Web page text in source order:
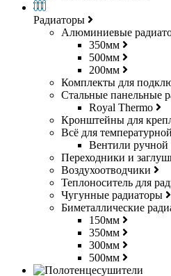
Радиаторы
Алюминиевые
350мм
500мм
200мм
Комплекты для
Стальные панельные
Royal Thermo
Кронштейны для
Всё для
Вентили ручной
Переходники и
Воздухоотводчики
Теплоноситель для
Чугунные радиаторы
Биметаллические
150мм
350мм
300мм
500мм